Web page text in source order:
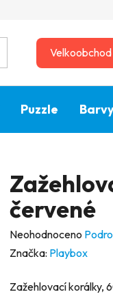
Velkoobchod
Puzzle
červené
Průměrné
hodnocení
je
Neohodnoceno
Značka: Playbox
Zažehlovací korálky,